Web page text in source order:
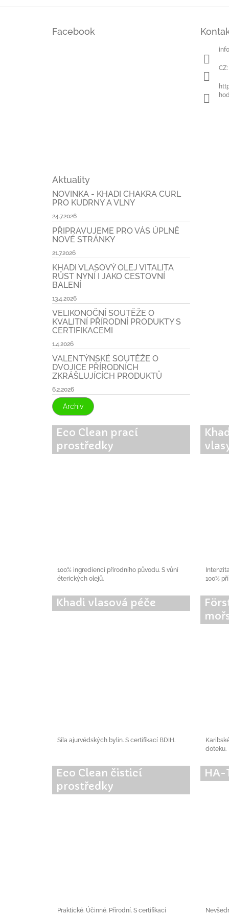
Facebook
info
Aktuality
NOVINKA - KHADI CHAKRA CURL
PRO KUDRNY A VLNY
24.7.2026
PŘIPRAVUJEME PRO VÁS ÚPLNĚ
NOVÉ STRÁNKY
21.7.2026
KHADI VLASOVÝ OLEJ VITALITA
RŮST NYNÍ I JAKO CESTOVNÍ
BALENÍ
13.4.2026
VELIKONOČNÍ SOUTĚŽE O
KVALITNÍ PŘÍRODNÍ PRODUKTY S
CERTIFIKACEMI
1.4.2026
VALENTÝNSKÉ SOUTĚŽE O
DVOJICE PŘÍRODNÍCH
ZKRÁŠLUJÍCÍCH PRODUKTŮ
6.2.2026
Archiv
100% ingrediencí přírodního původu. S vůní
éterických olejů.
Eco Clean prací
prostředky
100%
Síla ajurvédských bylin. S certifikací BDIH.
Khadi vlasová péče
doteku.
Praktické. Účinné. Přírodní. S certifikací
Eco Clean čisticí
prostředky
HA-